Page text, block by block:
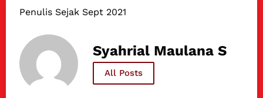
Penulis Sejak Sept 2021
Syahrial Maulana S
All Posts